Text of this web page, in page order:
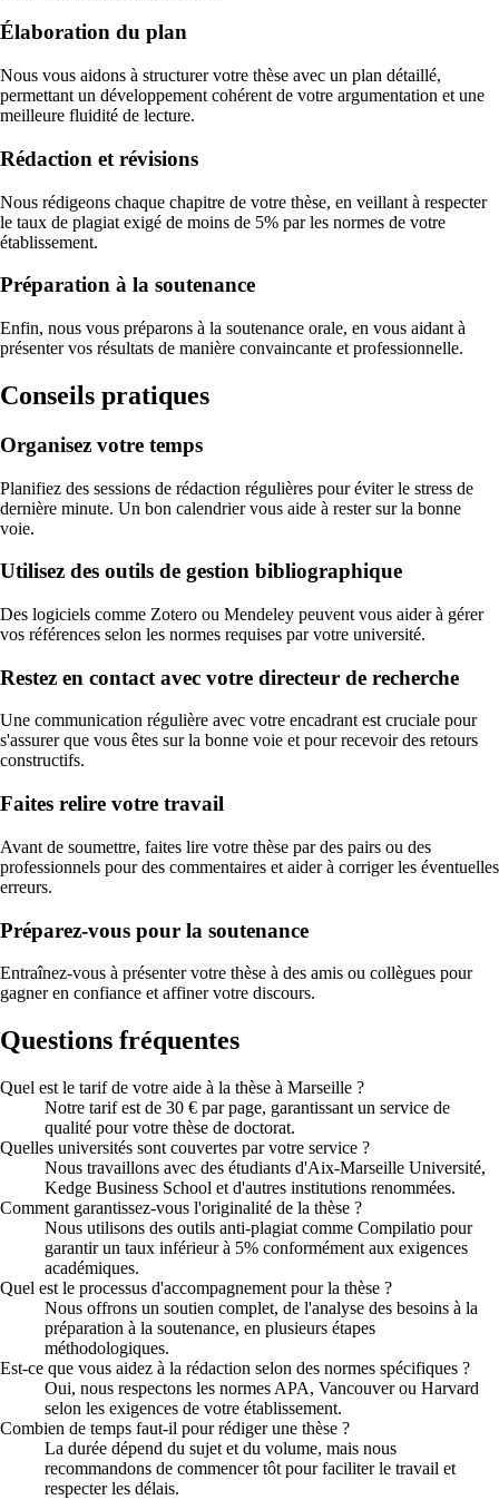
Élaboration du plan
Nous vous aidons à structurer votre thèse avec un plan détaillé,
permettant un développement cohérent de votre argumentation et une
meilleure fluidité de lecture.
Rédaction et révisions
Nous rédigeons chaque chapitre de votre thèse, en veillant à respecter
le taux de plagiat exigé de moins de 5% par les normes de votre
établissement.
Préparation à la soutenance
Enfin, nous vous préparons à la soutenance orale, en vous aidant à
présenter vos résultats de manière convaincante et professionnelle.
Conseils pratiques
Organisez votre temps
Planifiez des sessions de rédaction régulières pour éviter le stress de
dernière minute. Un bon calendrier vous aide à rester sur la bonne
voie.
Utilisez des outils de gestion bibliographique
Des logiciels comme Zotero ou Mendeley peuvent vous aider à gérer
vos références selon les normes requises par votre université.
Restez en contact avec votre directeur de recherche
Une communication régulière avec votre encadrant est cruciale pour
s'assurer que vous êtes sur la bonne voie et pour recevoir des retours
constructifs.
Faites relire votre travail
Avant de soumettre, faites lire votre thèse par des pairs ou des
professionnels pour des commentaires et aider à corriger les éventuelles
erreurs.
Préparez-vous pour la soutenance
Entraînez-vous à présenter votre thèse à des amis ou collègues pour
gagner en confiance et affiner votre discours.
Questions fréquentes
Quel est le tarif de votre aide à la thèse à Marseille ?
Notre tarif est de 30 € par page, garantissant un service de
qualité pour votre thèse de doctorat.
Quelles universités sont couvertes par votre service ?
Nous travaillons avec des étudiants d'Aix-Marseille Université,
Kedge Business School et d'autres institutions renommées.
Comment garantissez-vous l'originalité de la thèse ?
Nous utilisons des outils anti-plagiat comme Compilatio pour
garantir un taux inférieur à 5% conformément aux exigences
académiques.
Quel est le processus d'accompagnement pour la thèse ?
Nous offrons un soutien complet, de l'analyse des besoins à la
préparation à la soutenance, en plusieurs étapes
méthodologiques.
Est-ce que vous aidez à la rédaction selon des normes spécifiques ?
Oui, nous respectons les normes APA, Vancouver ou Harvard
selon les exigences de votre établissement.
Combien de temps faut-il pour rédiger une thèse ?
La durée dépend du sujet et du volume, mais nous
recommandons de commencer tôt pour faciliter le travail et
respecter les délais.